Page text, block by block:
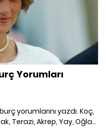
Yorumları
yorumlarını yazdı. Koç,
Terazi, Akrep, Yay, Oğlak,